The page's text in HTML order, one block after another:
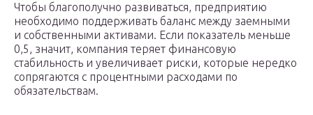
Чтобы благополучно развиваться, предприятию
необходимо поддерживать баланс между заемными
и собственными активами. Если показатель меньше
0,5, значит, компания теряет финансовую
стабильность и увеличивает риски, которые нередко
сопрягаются с процентными расходами по
обязательствам.